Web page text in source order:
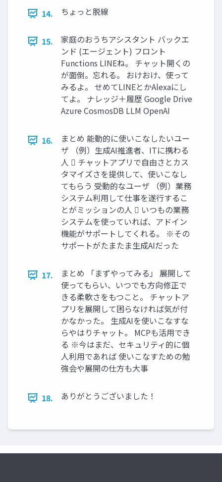
14. ちょっと脱線
15.
家庭のおうちアシスタント バックエ
ンド (エージェント) フロント
Functions LINEね。 チャット開くの
が面倒。忘れる。 おけおけ、使って
みるよ。 せめてLINEとかAlexaにし
てよ。 ナレッジ＋履歴 Google Drive
Azure CosmosDB LLM OpenAI
16.
まとめ 能動的に使いこなしたいユー
ザ （例）生成AI推進者、ITに携わる
人  チャットアプリで自由さとカス
タマイズさを提供して、使いこなし
てもらう 受動的なユーザ （例）業務
システム利用して仕事を遂行するこ
とがミッションの人  いつもの業務
システムを使っていれば、アドイン
機能がサポートしてくれる。 ※その
サポートがたまたま生成AIだった
17.
まとめ 「まずやってみる」 展開して
使ってもらい、いつでも方向修正で
きる柔軟さをもつこと。 チャットア
プリを展開して困らなければ気が付
かなかった。 生成AIを使いこなすな
らやはりチャット。 MCPも活用でき
る ※今はまだ、セキュリティ的に個
人利用であれば 使いこなすための勉
強会や展開の仕方も大事
18. ありがとうございました！